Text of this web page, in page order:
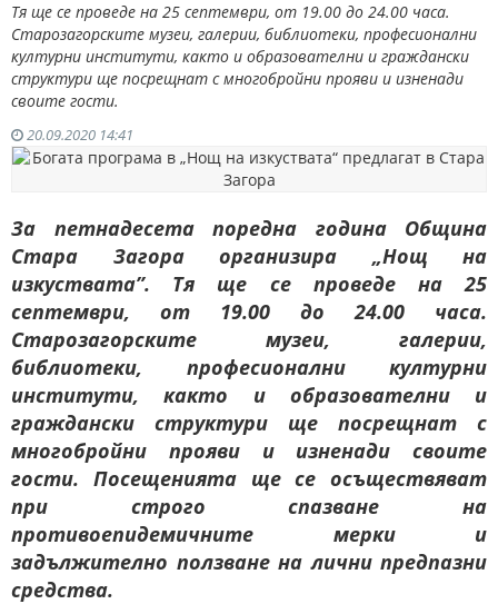
Тя ще се проведе на 25 септември, от 19.00 до 24.00 часа.
Старозагорските музеи, галерии, библиотеки, професионални
културни институти, както и образователни и граждански
структури ще посрещнат с многобройни прояви и изненади
своите гости.
20.09.2020 14:41
За петнадесета поредна година Община
Стара Загора организира „Нощ на
изкуствата”. Тя ще се проведе на 25
септември, от 19.00 до 24.00 часа.
Старозагорските музеи, галерии,
библиотеки, професионални културни
институти, както и образователни и
граждански структури ще посрещнат с
многобройни прояви и изненади своите
гости. Посещенията ще се осъществяват
при строго спазване на
противоепидемичните мерки и
задължително ползване на лични предпазни
средства.